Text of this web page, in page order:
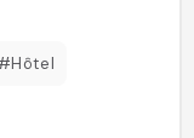
#Hôtel